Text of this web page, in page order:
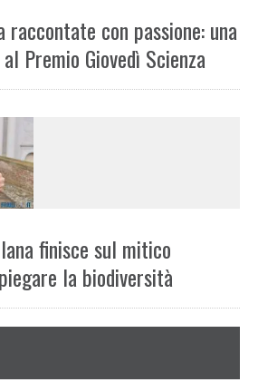
raccontate con passione: una
Premio Giovedì Scienza
finisce sul mitico
la biodiversità